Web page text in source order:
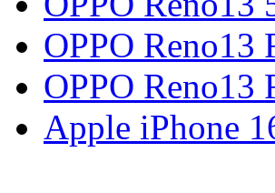
OPPO Reno13
OPPO Reno13
Apple iPhone